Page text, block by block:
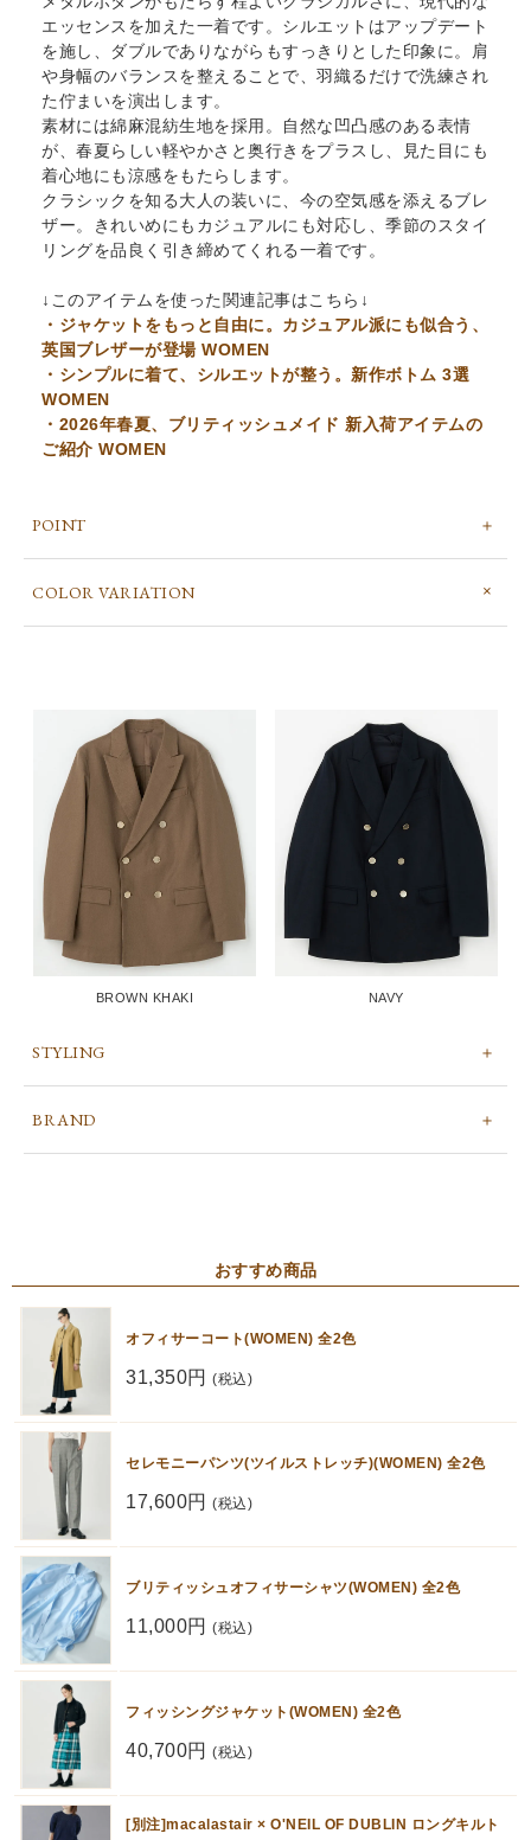
エッセンスを加えた一着です。シルエットはアップデート
を施し、ダブルでありながらもすっきりとした印象に。肩
や身幅のバランスを整えることで、羽織るだけで洗練され
た佇まいを演出します。
素材には綿麻混紡生地を採用。自然な凹凸感のある表情
が、春夏らしい軽やかさと奥行きをプラスし、見た目にも
着心地にも涼感をもたらします。
クラシックを知る大人の装いに、今の空気感を添えるブレ
ザー。きれいめにもカジュアルにも対応し、季節のスタイ
リングを品良く引き締めてくれる一着です。
↓このアイテムを使った関連記事はこちら↓
・ジャケットをもっと自由に。カジュアル派にも似合う、
英国ブレザーが登場 WOMEN
・シンプルに着て、シルエットが整う。新作ボトム 3選
WOMEN
・2026年春夏、ブリティッシュメイド 新入荷アイテムの
ご紹介 WOMEN
POINT
COLOR VARIATION
BROWN KHAKI NAVY
STYLING
BRAND
おすすめ商品
オフィサーコート(WOMEN) 全2色
31,350円 (税込)
セレモニーパンツ(ツイルストレッチ)(WOMEN) 全2色
17,600円 (税込)
ブリティッシュオフィサーシャツ(WOMEN) 全2色
11,000円 (税込)
フィッシングジャケット(WOMEN) 全2色
40,700円 (税込)
[別注]macalastair × O'NEIL OF DUBLIN ロングキルト